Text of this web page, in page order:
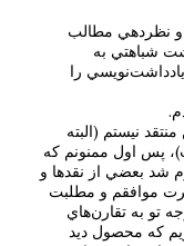
نظردهي مطالب
شباهتي به
را
نيستم (البته
پس اول ممنونم كه
شد بعضي از نقدها و
موافقم و مطلبت
تو به تقارن‌هاي
كه محصول ديد